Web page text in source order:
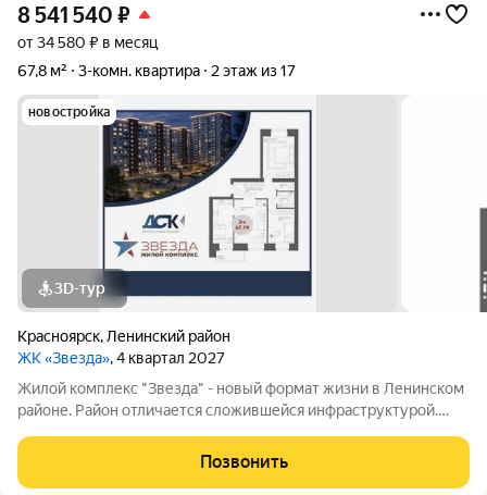
8 541 540 ₽
от 34 580 ₽ в месяц
67,8 м²
3-комн. квартира 2 этаж из 17
новостройка
3D-тур
Красноярск, Ленинский район
ЖК «Звезда», 4 квартал 2027
Жилой комплекс "Звезда" - новый формат жизни в Ленинском
районе. Район отличается сложившейся инфраструктурой.
большой парк с одноименным названием. Развита
транспортная и дорожная сети. Есть
Позвонить